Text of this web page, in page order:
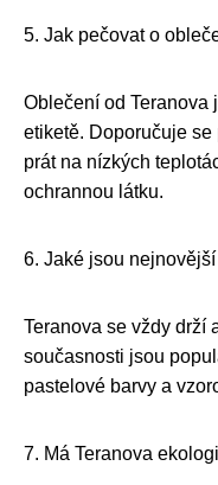
5. Jak pečovat o
Oblečení od Teranova
etiketě. Doporučuje
prát na nízkých
ochrannou látku.
6. Jaké jsou
Teranova se vždy drží
současnosti jsou
pastelové barvy a
7. Má Teranova